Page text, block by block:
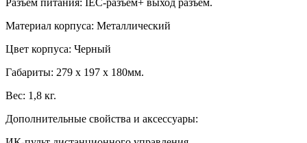
Материал корпуса: Металлический
Цвет корпуса: Черный
Габариты: 279 x 197 x 180мм.
Вес: 1,8 кг.
Дополнительные свойства и аксессуары: